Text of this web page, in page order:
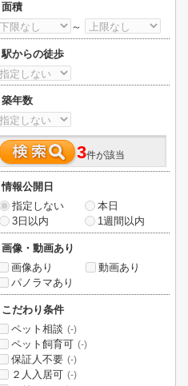
面積
～
駅からの徒歩
築年数
3件が該当
情報公開日
指定しない
本日
3日以内
1週間以内
画像・動画あり
画像あり
動画あり
パノラマあり
こだわり条件
ペット相談 (-)
ペット飼育可 (-)
保証人不要 (-)
２人入居可 (-)